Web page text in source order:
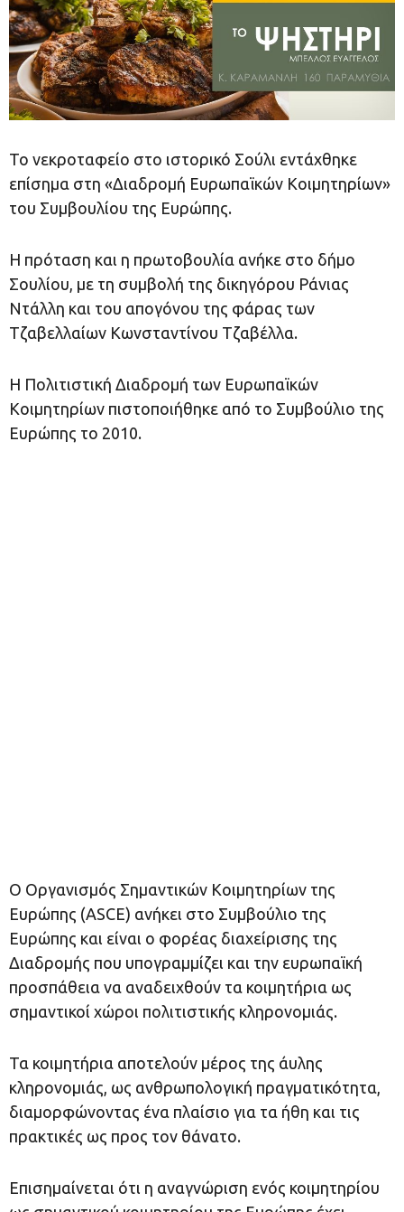
Το νεκροταφείο στο ιστορικό Σούλι εντάχθηκε
επίσημα στη «Διαδρομή Ευρωπαϊκών Κοιμητηρίων»
του Συμβουλίου της Ευρώπης.
Η πρόταση και η πρωτοβουλία ανήκε στο δήμο
Σουλίου, με τη συμβολή της δικηγόρου Ράνιας
Ντάλλη και του απογόνου της φάρας των
Τζαβελλαίων Κωνσταντίνου Τζαβέλλα.
Η Πολιτιστική Διαδρομή των Ευρωπαϊκών
Κοιμητηρίων πιστοποιήθηκε από το Συμβούλιο της
Ευρώπης το 2010.
O Οργανισμός Σημαντικών Κοιμητηρίων της
Ευρώπης (ASCE) ανήκει στο Συμβούλιο της
Ευρώπης και είναι ο φορέας διαχείρισης της
Διαδρομής που υπογραμμίζει και την ευρωπαϊκή
προσπάθεια να αναδειχθούν τα κοιμητήρια ως
σημαντικοί χώροι πολιτιστικής κληρονομιάς.
Τα κοιμητήρια αποτελούν μέρος της άυλης
κληρονομιάς, ως ανθρωπολογική πραγματικότητα,
διαμορφώνοντας ένα πλαίσιο για τα ήθη και τις
πρακτικές ως προς τον θάνατο.
Επισημαίνεται ότι η αναγνώριση ενός κοιμητηρίου